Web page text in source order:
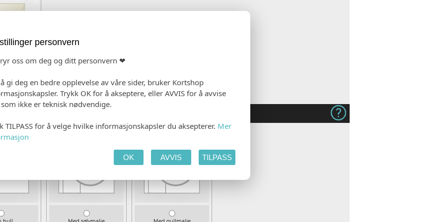
personvern
oss om deg og ditt personvern ❤
gi deg en bedre opplevelse av våre sider, bruker Kortshop
Trykk OK for å akseptere, eller AVVIS for å avvise
ikke er teknisk nødvendige.
TILPASS for å velge hvilke informasjonskapsler du aksepterer. Mer
OK AVVIS TILPASS